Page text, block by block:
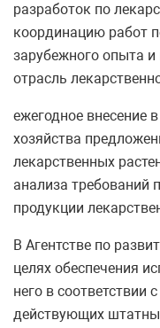
разработок по
координацию работ
зарубежного опыта
отрасль
ежегодное внесение
хозяйства
лекарственных
анализа требований
продукции
В Агентстве по
целях обеспечения
него в
действующих